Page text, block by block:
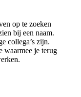
op te zoeken
bij een naam.
collega’s zijn.
waarmee je terug